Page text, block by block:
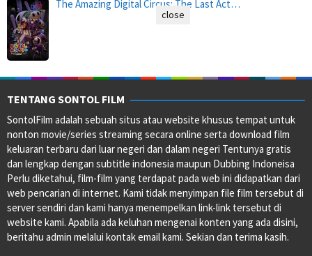
The Amazing Digital Circus: The Last Act…
TENTANG SONTOL FILM
SontolFilm adalah sebuah situs atau website khusus tempat untuk
nonton movie/series streaming secara online serta download film
keluaran terbaru dari luar negeri dan dalam negeri Tentunya gratis
dan lengkap dengan subtitle indonesia maupun Dubbing Indoneisa
Perlu diketahui, film-film yang terdapat pada web ini didapatkan dari
web pencarian di internet. Kami tidak menyimpan file film tersebut di
server sendiri dan kami hanya menempelkan link-link tersebut di
website kami. Apabila ada keluhan mengenai konten yang ada disini,
beritahu admin melalui kontak email kami. Sekian dan terima kasih.
close